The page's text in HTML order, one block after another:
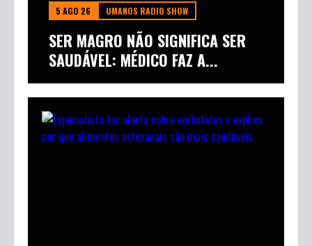
5 AGO 26 UMANOS RADIO SHOW
SER MAGRO NÃO SIGNIFICA SER
SAUDÁVEL: MÉDICO FAZ A...